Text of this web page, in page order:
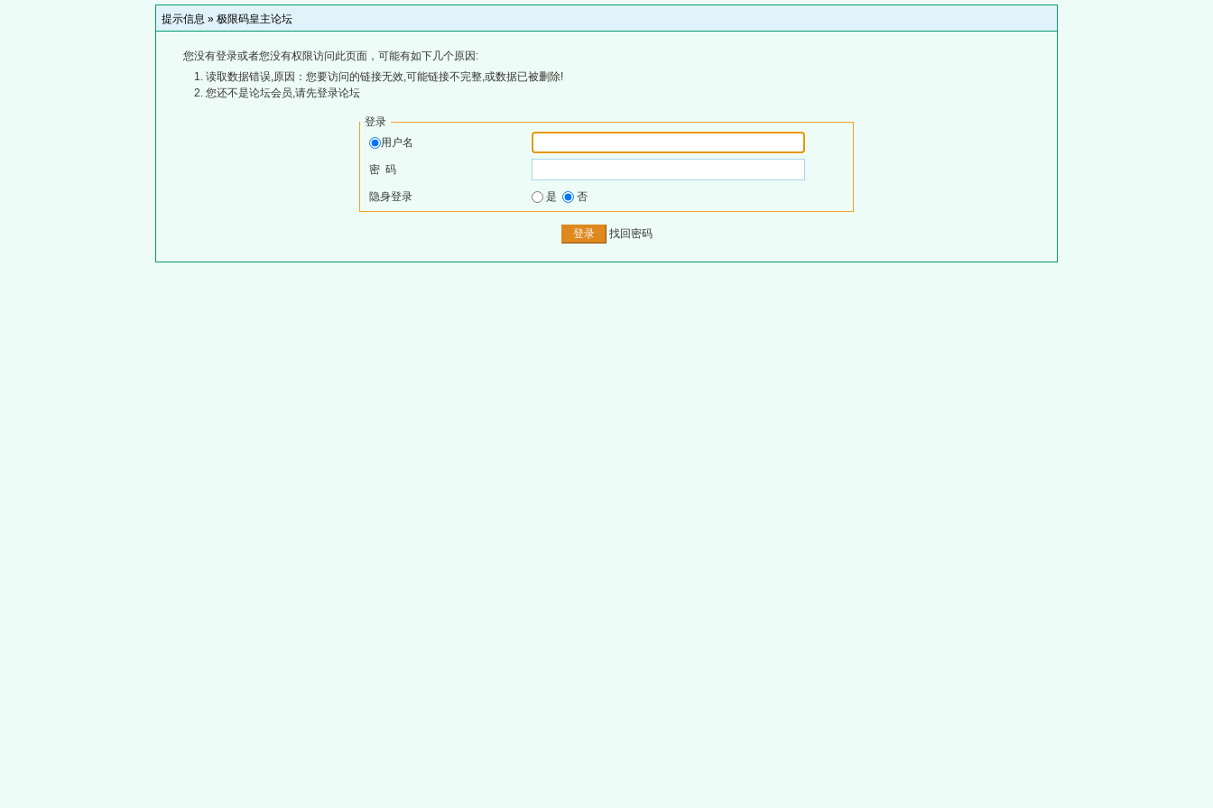
提示信息 » 极限码皇主论坛
您没有登录或者您没有权限访问此页面，可能有如下几个原因:
读取数据错误,原因：您要访问的链接无效,可能链接不完整,或数据已被删除!
您还不是论坛会员,请先登录论坛
登录
用户名
密 码
隐身登录 是 否
找回密码